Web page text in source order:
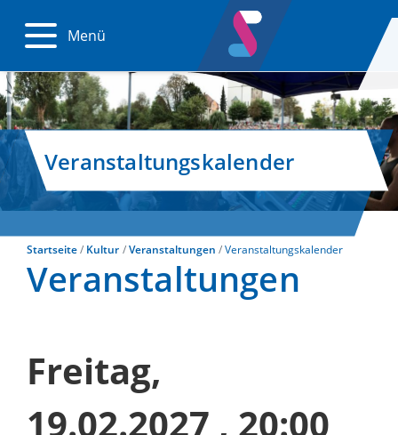
Menü
Veranstaltungskalender
Startseite Kultur Veranstaltungen Veranstaltungskalender
Veranstaltungen
Freitag,
19.02.2027 , 20:00